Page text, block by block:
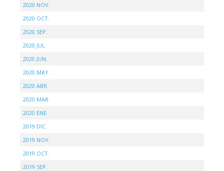
2020 NOV.
2020 OCT.
2020 SEP.
2020 JUL.
2020 JUN.
2020 MAY.
2020 ABR.
2020 MAR.
2020 ENE.
2019 DIC.
2019 NOV.
2019 OCT.
2019 SEP.